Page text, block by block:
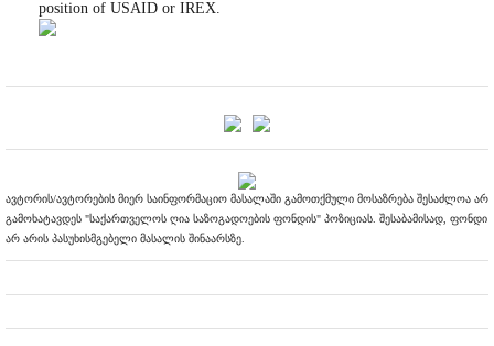
position of USAID or IREX.
ავტორის/ავტორების მიერ საინფორმაციო მასალაში გამოთქმული მოსაზრება შესაძლოა არ
გამოხატავდეს "საქართველოს ღია საზოგადოების ფონდის" პოზიციას. შესაბამისად, ფონდი
არ არის პასუხისმგებელი მასალის შინაარსზე.